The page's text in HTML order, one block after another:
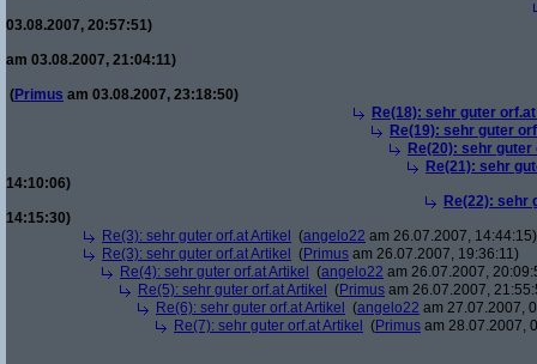
03.08.2007, 20:57:51)
am 03.08.2007, 21:04:11)
(Primus am 03.08.2007, 23:18:50)
Re(18): sehr guter
Re(19): sehr guter
Re(20): sehr
Re(21): sehr
14:10:06)
Re(22): sehr
14:15:30)
Re(3): sehr guter orf.at Artikel
(angelo22 am 26.07.2007, 14:44:15)
Re(3): sehr guter orf.at Artikel
(Primus am 26.07.2007, 19:36:11)
Re(4): sehr guter orf.at Artikel
(angelo22 am 26.07.2007,
Re(5): sehr guter orf.at Artikel
(Primus am 26.07.2007,
Re(6): sehr guter orf.at Artikel
(angelo22 am 27.07.2007,
Re(7): sehr guter orf.at Artikel
(Primus am 28.07.2007,